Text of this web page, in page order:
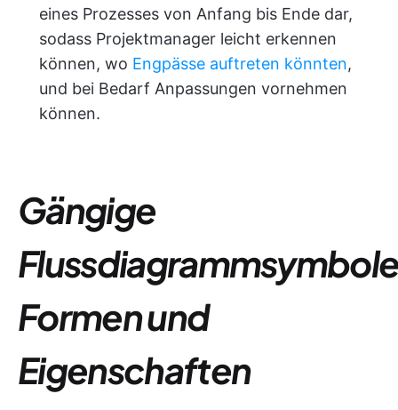
eines Prozesses von Anfang bis Ende dar,
sodass Projektmanager leicht erkennen
können, wo Engpässe auftreten könnten,
und bei Bedarf Anpassungen vornehmen
können.
Gängige
Formen und
Eigenschaften